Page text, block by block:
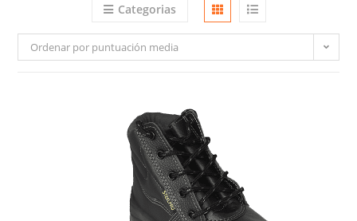
Categorias
Ordenar por puntuación media